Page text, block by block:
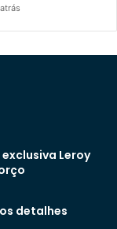
Leroy
detalhes